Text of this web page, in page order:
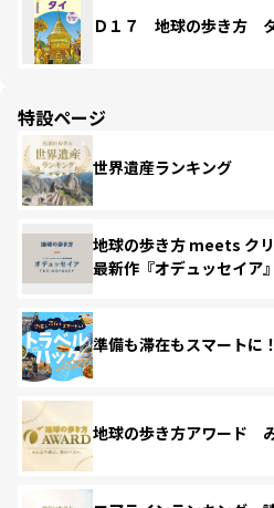
Ｄ１７ 地球の歩き方
特設ページ
世界遺産ランキング
地球の歩き方 meets ク
最新作『オデュッセイア』
準備も滞在もスマート
地球の歩き方アワード